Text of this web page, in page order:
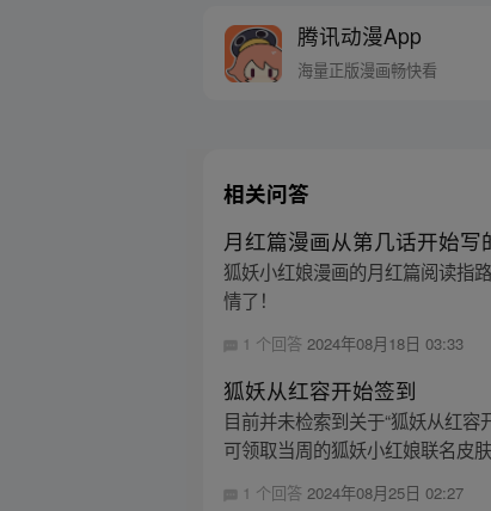
腾讯动漫App
海量正版漫画畅快看
相关问答
月红篇漫画从第几话开始写
狐妖小红娘漫画的月红篇阅读指
情了！
1 个回答2024年08月18日 03:33
狐妖从红容开始签到
目前并未检索到关于“狐妖从红
可领取当周的狐妖小红娘联名皮
1 个回答2024年08月25日 02:27